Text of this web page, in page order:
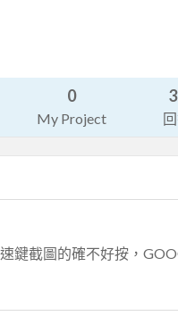
0
My Project